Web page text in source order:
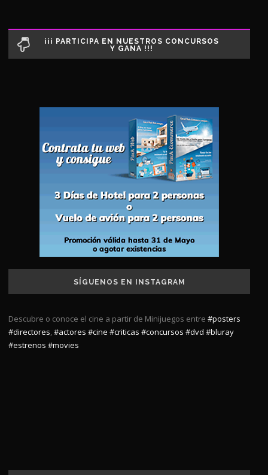
¡¡¡ PARTICIPA EN NUESTROS CONCURSOS
Y GANA !!!
SÍGUENOS EN INSTAGRAM
Descubre o conoce el cine a partir de Minijuegos entre #posters
#directores,#actores #cine #criticas #concursos #dvd #bluray
#estrenos #movies